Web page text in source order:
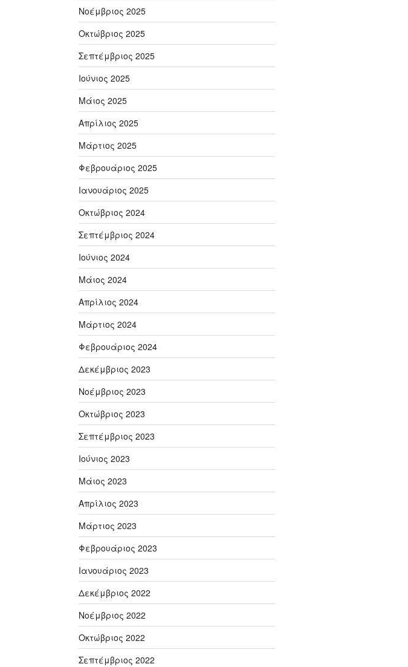
Νοέμβριος 2025
Οκτώβριος 2025
Σεπτέμβριος 2025
Ιούνιος 2025
Μάιος 2025
Απρίλιος 2025
Μάρτιος 2025
Φεβρουάριος 2025
Ιανουάριος 2025
Οκτώβριος 2024
Σεπτέμβριος 2024
Ιούνιος 2024
Μάιος 2024
Απρίλιος 2024
Μάρτιος 2024
Φεβρουάριος 2024
Δεκέμβριος 2023
Νοέμβριος 2023
Οκτώβριος 2023
Σεπτέμβριος 2023
Ιούνιος 2023
Μάιος 2023
Απρίλιος 2023
Μάρτιος 2023
Φεβρουάριος 2023
Ιανουάριος 2023
Δεκέμβριος 2022
Νοέμβριος 2022
Οκτώβριος 2022
Σεπτέμβριος 2022